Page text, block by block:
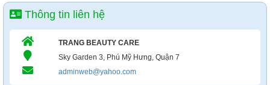
Thông tin liên hệ
TRANG BEAUTY CARE
Sky Garden 3, Phú Mỹ Hưng, Quận 7
adminweb@yahoo.com